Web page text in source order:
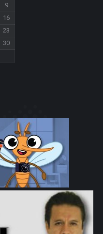
9
16
23
30